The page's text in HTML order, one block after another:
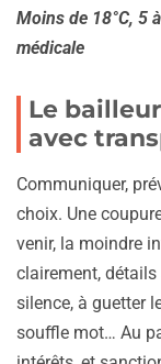
Moins de 18°C, 5
médicale
Le
avec
Communiquer,
choix. Une
venir, la moindre
clairement, détails
silence, à guetter
souffle mot… Au